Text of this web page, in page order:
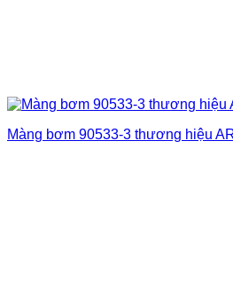
Màng bơm 90533-3 thương hiệu